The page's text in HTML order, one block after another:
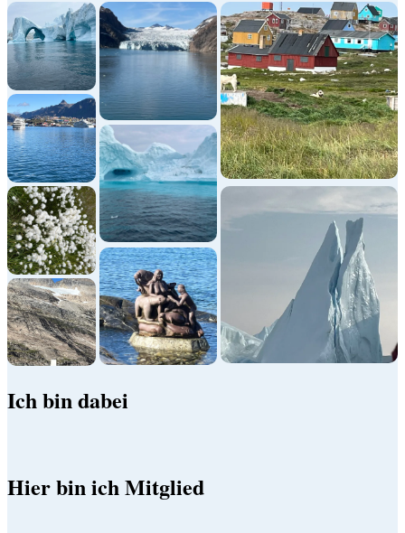
Ich bin dabei
Hier bin ich Mitglied